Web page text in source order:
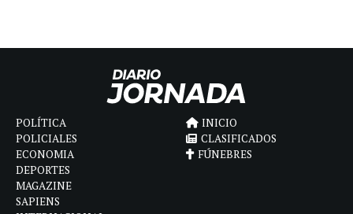
POLÍTICA
POLICIALES
ECONOMIA
DEPORTES
MAGAZINE
SAPIENS
INICIO
CLASIFICADOS
FÚNEBRES